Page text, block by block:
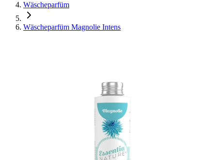
Wäscheparfüm
Wäscheparfüm Magnolie Intens